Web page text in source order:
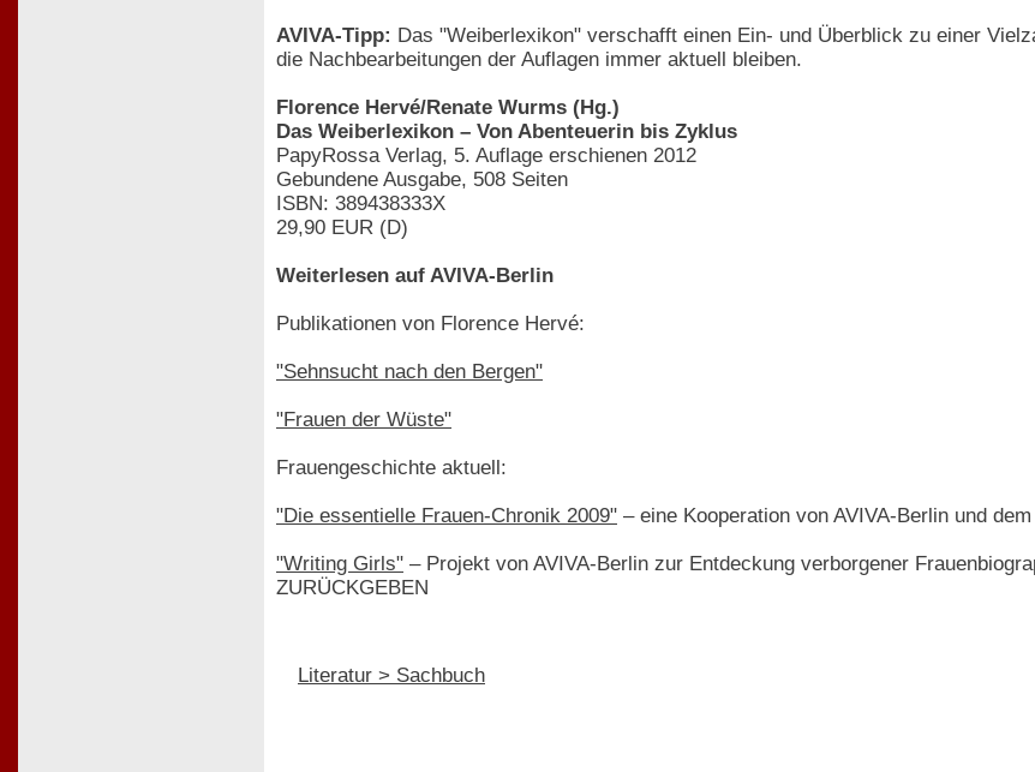
AVIVA-Tipp: Das "Weiberlexikon" verschafft einen Ein- und Überblick zu einer
die Nachbearbeitungen der Auflagen immer aktuell bleiben.
Florence Hervé/Renate Wurms (Hg.)
Das Weiberlexikon – Von Abenteuerin bis Zyklus
PapyRossa Verlag, 5. Auflage erschienen 2012
Gebundene Ausgabe, 508 Seiten
ISBN: 389438333X
29,90 EUR (D)
Weiterlesen auf AVIVA-Berlin
Publikationen von Florence Hervé:
"Sehnsucht nach den Bergen"
"Frauen der Wüste"
Frauengeschichte aktuell:
"Die essentielle Frauen-Chronik 2009" – eine Kooperation von AVIVA-Berlin und
"Writing Girls" – Projekt von AVIVA-Berlin zur Entdeckung verborgener
ZURÜCKGEBEN
Literatur > Sachbuch